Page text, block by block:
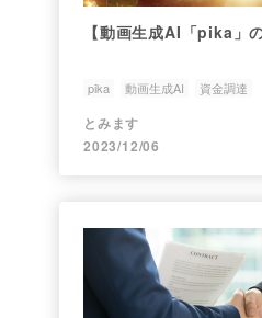
【動画生成AI「pika」
pika 動画生成AI 資金調達
とみます
2023/12/06